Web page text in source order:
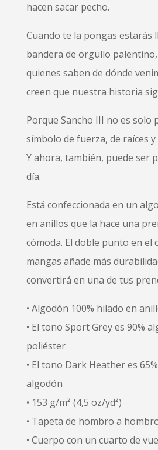
hacen sacar pecho.
Cuando te la pongas estarás
bandera de orgullo
quienes saben de dónde
creen que nuestra historia
Porque Sancho III no es solo
símbolo de fuerza, de raíces y
Y ahora, también, puede ser
día.
Está confeccionada en un
en anillos que la hace una
cómoda. El doble punto en el
mangas añade más
convertirá en una de tus
• Algodón 100% hilado en
• El tono Sport Grey es 90%
poliéster
• El tono Dark Heather es
algodón
• 153 g/m² (4,5 oz/yd²)
• Tapeta de hombro a
• Cuerpo con un cuarto de